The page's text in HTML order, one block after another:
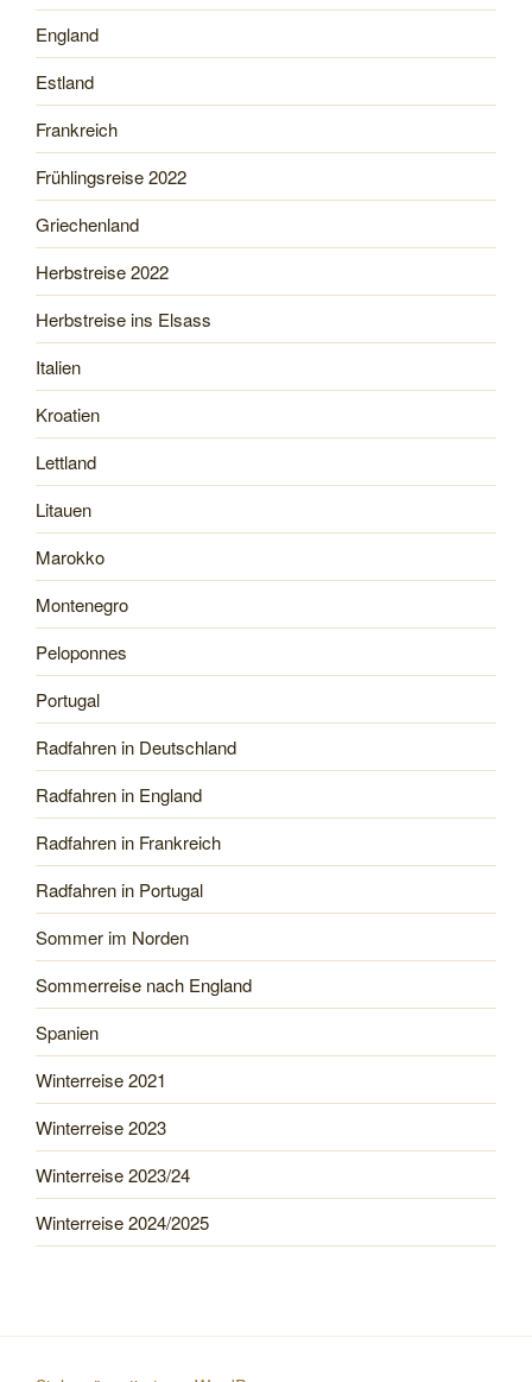
England
Estland
Frankreich
Frühlingsreise 2022
Griechenland
Herbstreise 2022
Herbstreise ins Elsass
Italien
Kroatien
Lettland
Litauen
Marokko
Montenegro
Peloponnes
Portugal
Radfahren in Deutschland
Radfahren in England
Radfahren in Frankreich
Radfahren in Portugal
Sommer im Norden
Sommerreise nach England
Spanien
Winterreise 2021
Winterreise 2023
Winterreise 2023/24
Winterreise 2024/2025